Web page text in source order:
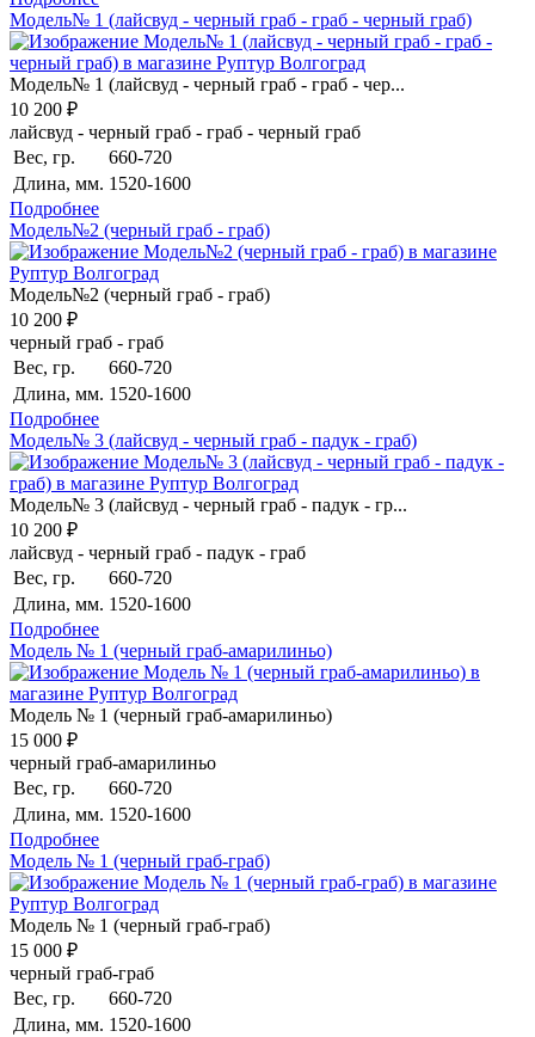
Модель№ 1 (лайсвуд - черный граб - граб - черный граб)
Модель№ 1 (лайсвуд - черный граб - граб - чер...
10 200 ₽
лайсвуд - черный граб - граб - черный граб
Вес, гр.
660-720
Длина, мм. 1520-1600
Подробнее
Модель№2 (черный граб - граб)
Модель№2 (черный граб - граб)
10 200 ₽
черный граб - граб
Вес, гр.
660-720
Длина, мм. 1520-1600
Подробнее
Модель№ 3 (лайсвуд - черный граб - падук - граб)
Модель№ 3 (лайсвуд - черный граб - падук - гр...
10 200 ₽
лайсвуд - черный граб - падук - граб
Вес, гр.
660-720
Длина, мм. 1520-1600
Подробнее
Модель № 1 (черный граб-амарилиньо)
Модель № 1 (черный граб-амарилиньо)
15 000 ₽
черный граб-амарилиньо
Вес, гр.
660-720
Длина, мм. 1520-1600
Подробнее
Модель № 1 (черный граб-граб)
Модель № 1 (черный граб-граб)
15 000 ₽
черный граб-граб
Вес, гр.
660-720
Длина, мм. 1520-1600